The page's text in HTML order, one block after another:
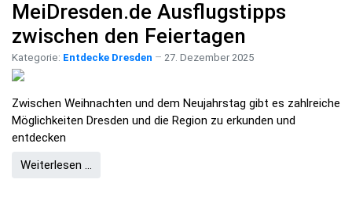
MeiDresden.de Ausflugstipps
zwischen den Feiertagen
Kategorie: Entdecke Dresden 27. Dezember 2025
Zwischen Weihnachten und dem Neujahrstag gibt es zahlreiche
Möglichkeiten Dresden und die Region zu erkunden und
entdecken
Weiterlesen …